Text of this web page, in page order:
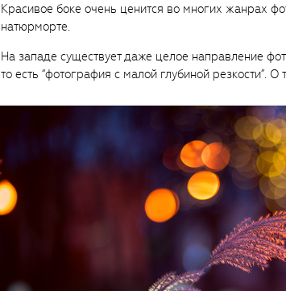
Красивое боке очень ценится во многих жанрах
натюрморте.
На западе существует даже целое направление
то есть “фотография с малой глубиной резкости”.